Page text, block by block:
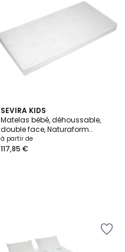
SEVIRA KIDS
Matelas bébé, déhoussable,
double face, Naturaform
MAISON SEVIRA
à partir de
117,85 €